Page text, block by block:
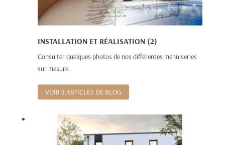
INSTALLATION ET RÉALISATION (2)
Consulter quelques photos de nos différentes menuiseries
sur mesure.
VOIR 2 ARTICLES DE BLOG